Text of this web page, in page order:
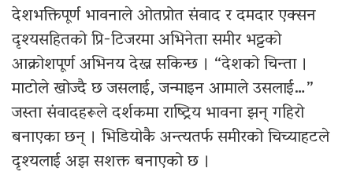
देशभक्तिपूर्ण भावनाले ओतप्रोत संवाद र दमदार एक्सन
दृश्यसहितको प्रि-टिजरमा अभिनेता समीर भट्टको
आक्रोशपूर्ण अभिनय देख्न सकिन्छ । “देशको चिन्ता ।
माटोले खोज्दै छ जसलाई, जन्माइन आमाले उसलाई…”
जस्ता संवादहरूले दर्शकमा राष्ट्रिय भावना झन् गहिरो
बनाएका छन् । भिडियोकै अन्त्यतर्फ समीरको चिच्याहटले
दृश्यलाई अझ सशक्त बनाएको छ ।